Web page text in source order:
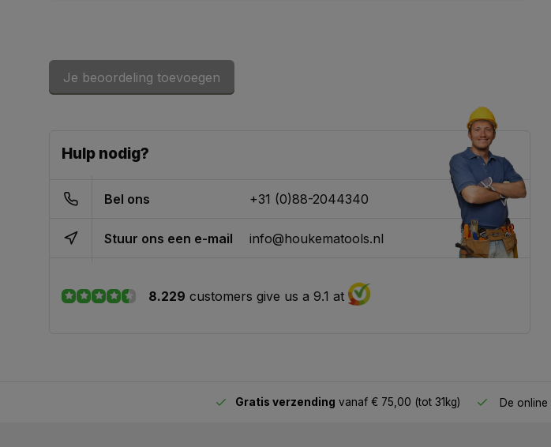
Je beoordeling toevoegen
Hulp nodig?
Bel ons +31 (0)88-2044340
Stuur ons een e-mail info@houkematools.nl
8.229 customers give us a 9.1 at
Gratis verzending vanaf € 75,00 (tot 31kg) De online